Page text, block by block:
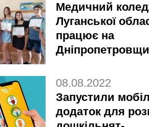
Медичний
Луганської
працює на
08.08.2022
Запустили
додаток для